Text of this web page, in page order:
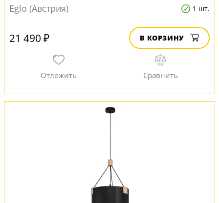
Eglo (Австрия) 1 шт.
21 490 ₽ В КОРЗИНУ